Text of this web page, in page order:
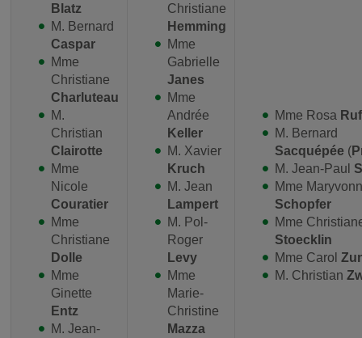
Blatz
M. Bernard
Caspar
Mme
Christiane
Charluteau
M.
Christian
Clairotte
Mme
Nicole
Couratier
Mme
Christiane
Dolle
Mme
Ginette
Entz
M. Jean-
Christiane
Hemming
Mme
Gabrielle
Janes
Mme
Andrée
Keller
M. Xavier
Kruch
M. Jean
Lampert
M. Pol-
Roger
Levy
Mme
Marie-
Christine
Mazza
Mme Rosa
M. Bernard
Sacquépée (
M. Jean-Paul
Mme
Schopfer
Mme
Stoecklin
Mme Carol
M. Christian